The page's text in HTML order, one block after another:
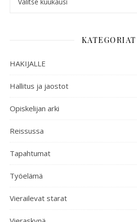
KATEGORIAT
HAKIJALLE
Hallitus ja jaostot
Opiskelijan arki
Reissussa
Tapahtumat
Työelämä
Vierailevat starat